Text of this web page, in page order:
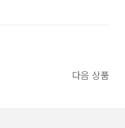
다음 상품